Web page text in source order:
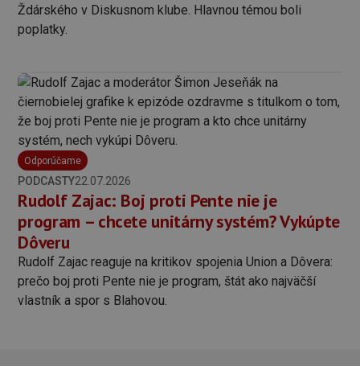
Ždárského v Diskusnom klube. Hlavnou témou boli
poplatky.
Odporúčame
PODCASTY22.07.2026
Rudolf Zajac: Boj proti Pente nie je
program – chcete unitárny systém? Vykúpte
Dôveru
Rudolf Zajac reaguje na kritikov spojenia Union a Dôvera:
prečo boj proti Pente nie je program, štát ako najväčší
vlastník a spor s Blahovou.